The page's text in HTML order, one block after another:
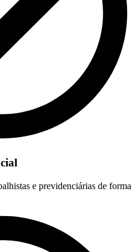
e previdenciárias de forma